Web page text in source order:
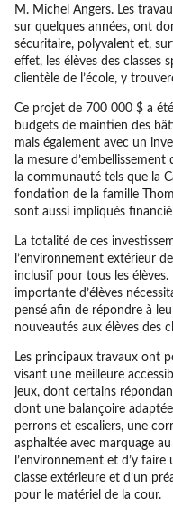
M. Michel Angers. Les
sur quelques années, ont
sécuritaire, polyvalent et,
effet, les élèves des classes
clientèle de l’école, y
Ce projet de 700 000 $ a
budgets de maintien des
mais également avec un
la mesure
la communauté tels que la
fondation de la famille
sont aussi impliqués
La totalité de ces
l’environnement extérieur
inclusif pour tous les
importante d’élèves
pensé afin de répondre à
nouveautés aux élèves des
Les principaux travaux ont
visant une meilleure
jeux, dont certains
dont une balançoire
perrons et escaliers, une
asphaltée avec marquage
l’environnement et d’y
classe extérieure et d’un
pour le matériel de la cour.